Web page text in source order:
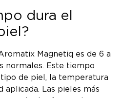
dura el
Magnetiq es de 6 a
normales. Este tiempo
de piel, la temperatura
aplicada. Las pieles más